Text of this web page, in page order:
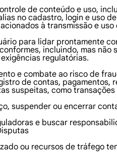
de conteúdo e uso,
no cadastro, login e uso
à transmissão e
para lidar prontamente
incluindo, mas
regulatórias.
e combate ao risco de
de contas, pagamentos,
suspeitas, como
suspender ou encerrar
e buscar
ou recursos de tráfego